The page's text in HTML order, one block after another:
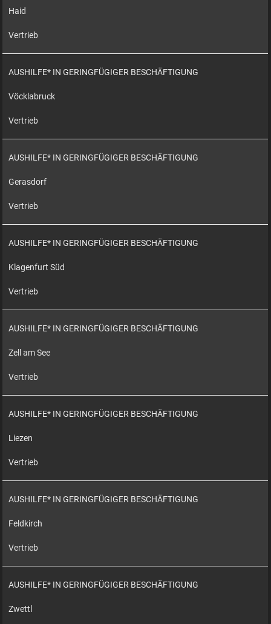
Haid
Vertrieb
AUSHILFE* IN GERINGFÜGIGER BESCHÄFTIGUNG
Vöcklabruck
Vertrieb
AUSHILFE* IN GERINGFÜGIGER BESCHÄFTIGUNG
Gerasdorf
Vertrieb
AUSHILFE* IN GERINGFÜGIGER BESCHÄFTIGUNG
Klagenfurt Süd
Vertrieb
AUSHILFE* IN GERINGFÜGIGER BESCHÄFTIGUNG
Zell am See
Vertrieb
AUSHILFE* IN GERINGFÜGIGER BESCHÄFTIGUNG
Liezen
Vertrieb
AUSHILFE* IN GERINGFÜGIGER BESCHÄFTIGUNG
Feldkirch
Vertrieb
AUSHILFE* IN GERINGFÜGIGER BESCHÄFTIGUNG
Zwettl